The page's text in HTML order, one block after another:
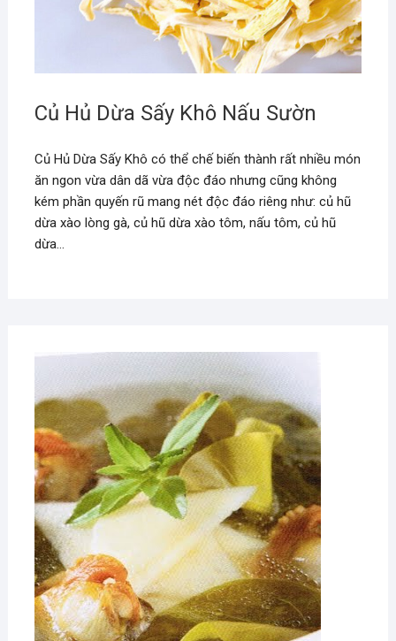
Củ Hủ Dừa Sấy Khô Nấu Sườn
Củ Hủ Dừa Sấy Khô có thể chế biến thành rất nhiều món
ăn ngon vừa dân dã vừa độc đáo nhưng cũng không
kém phần quyến rũ mang nét độc đáo riêng như: củ hũ
dừa xào lòng gà, củ hũ dừa xào tôm, nấu tôm, củ hũ
dừa…